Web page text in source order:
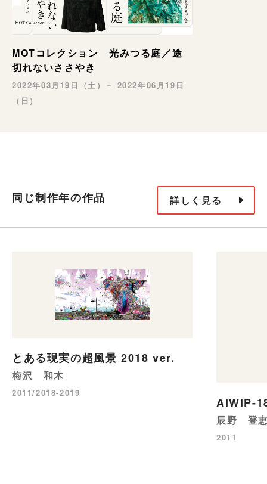
MOTコレクション 光みつる庭／途
切れないささやき
2022年03月19日（土）－ 2022年06月19日
（日）
同じ制作年の作品 詳しく見る
とある現実の超風景 2018 ver.
梅沢 和木
2011/2018-2019
AIWIP-
辰野 登
2011